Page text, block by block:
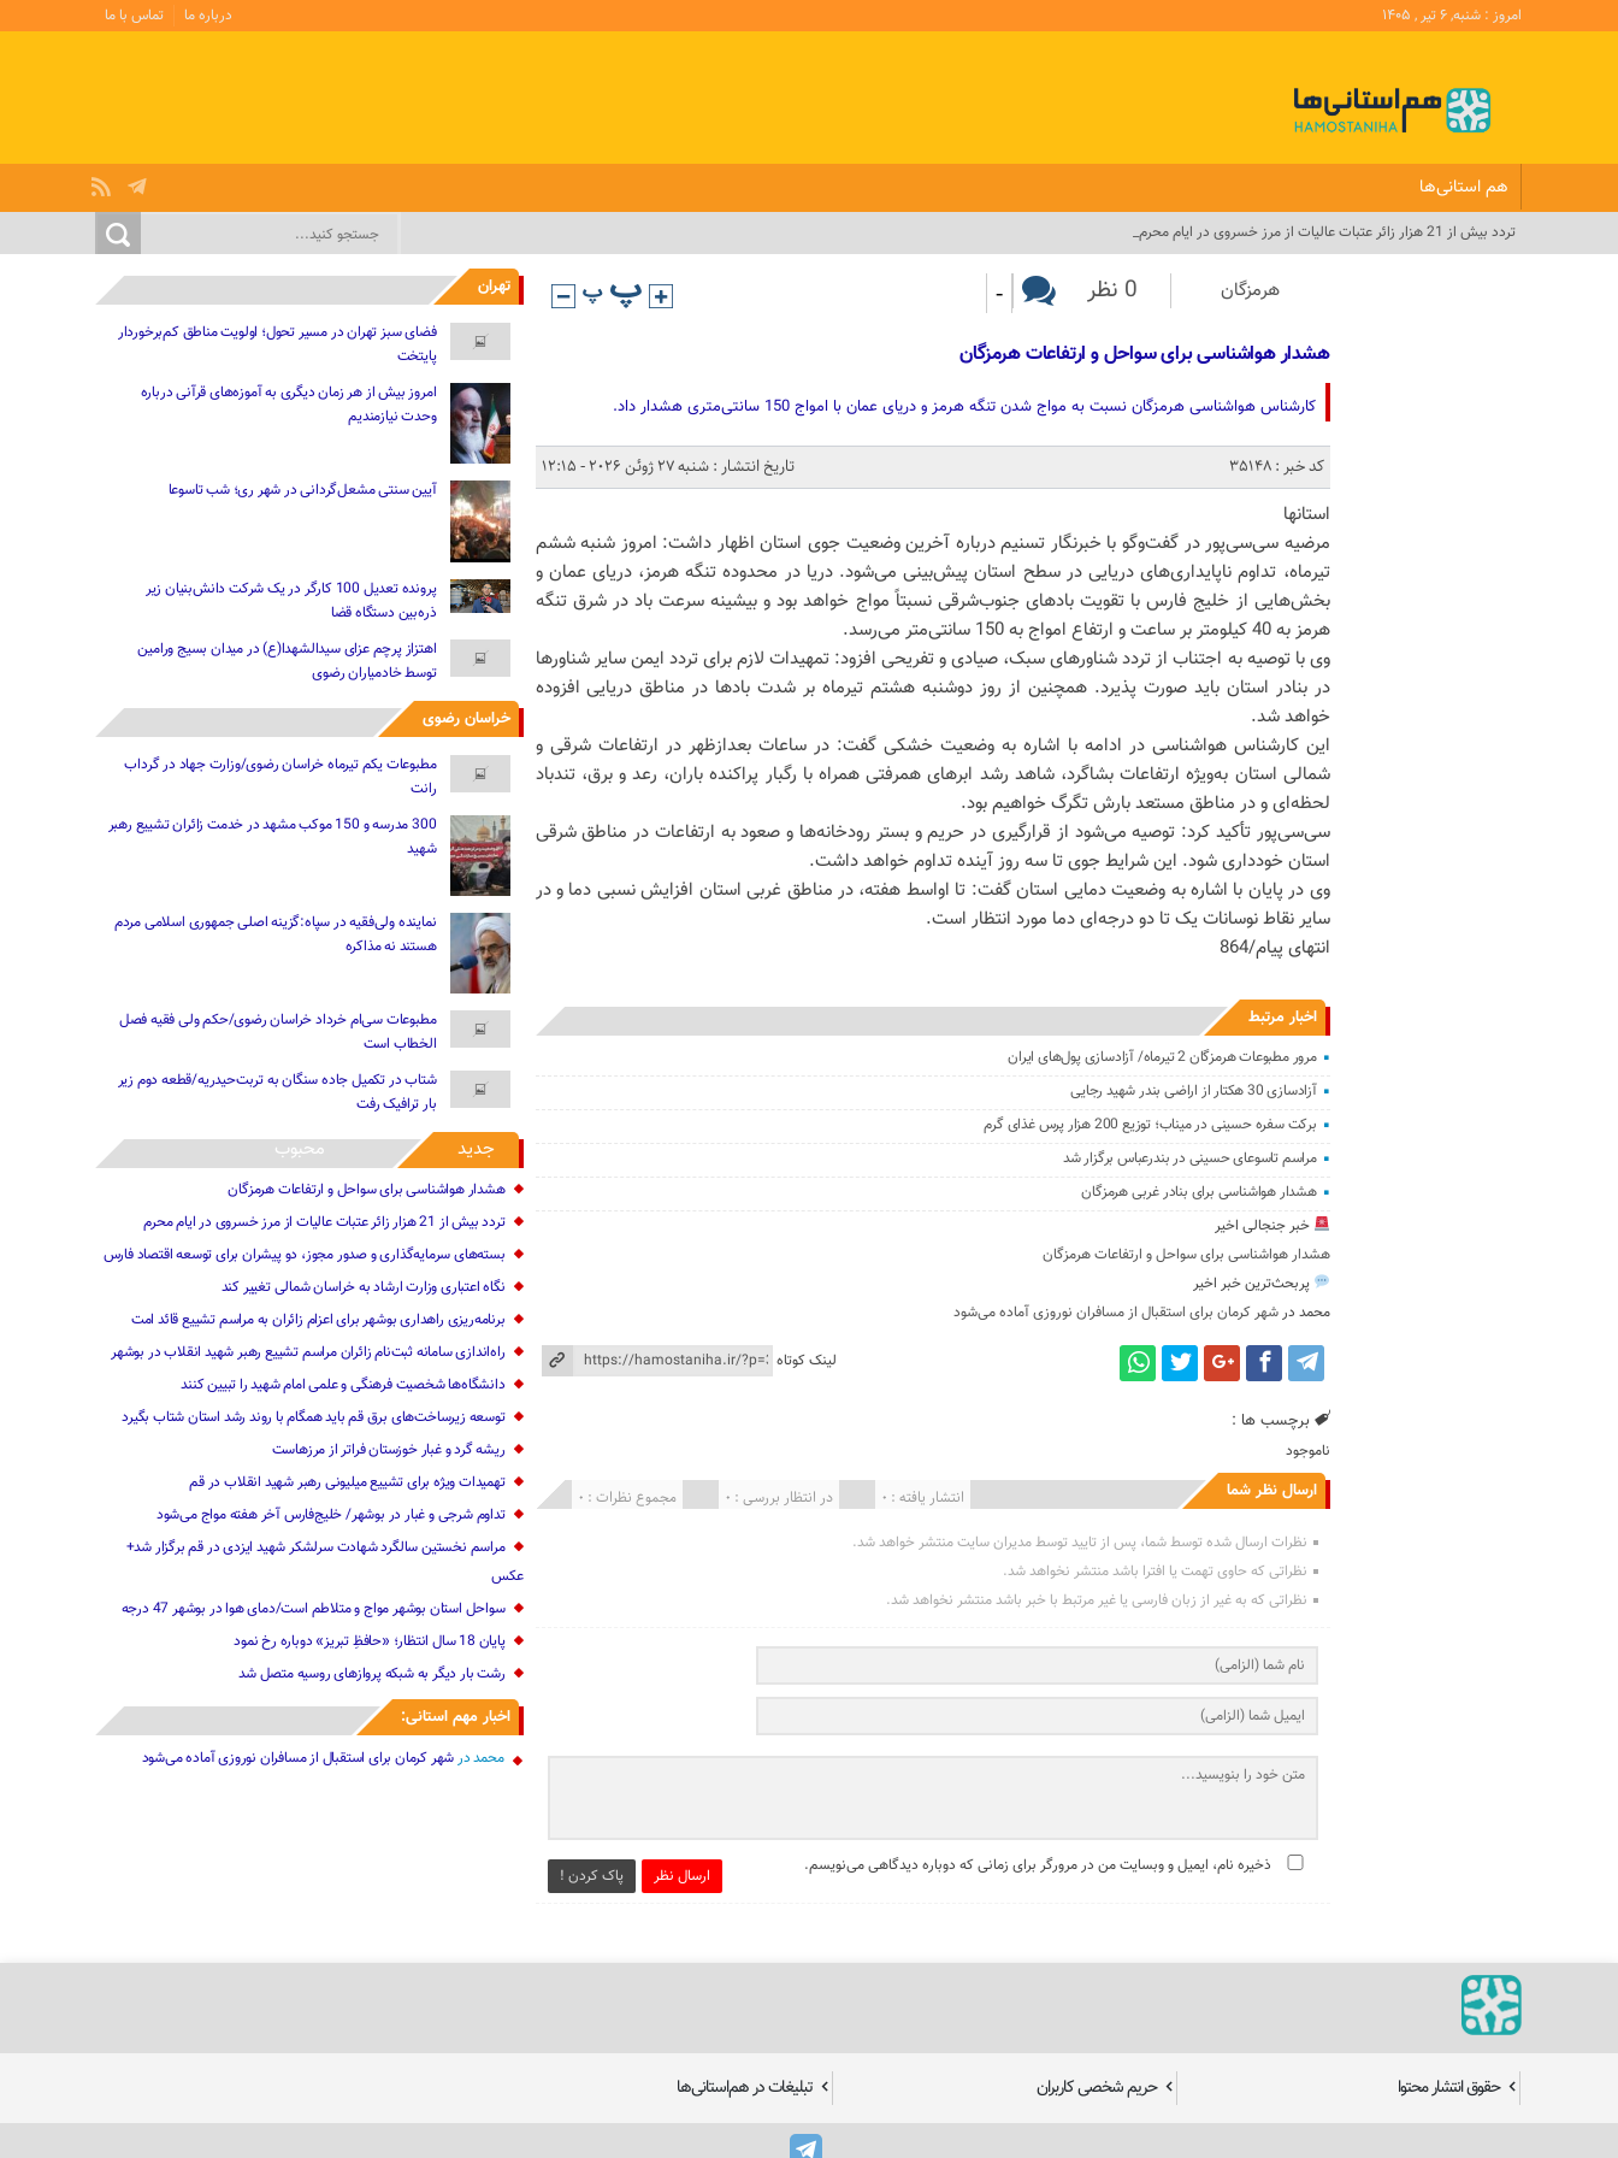
امروز : شنبه, ۶ تیر , ۱۴۰۵ درباره ما تماس با ما
هم استانی‌ها
تردد بیش از 21 هزار زائر عتبات عالیات از مرز خسروی در ایام محرم_
هرمزگان 0 نظر -
هشدار هواشناسی برای سواحل و ارتفاعات هرمزگان
کارشناس هواشناسی هرمزگان نسبت به مواج شدن تنگه هرمز و دریای عمان با امواج 150 سانتی‌متری هشدار داد.
کد خبر : 35148
تاریخ انتشار : شنبه 27 ژوئن 2026 - 12:15
استانها
مرضیه سی‌سی‌پور در گفت‌وگو با خبرنگار تسنیم درباره آخرین وضعیت جوی استان اظهار داشت: امروز شنبه ششم
تیرماه، تداوم ناپایداری‌های دریایی در سطح استان پیش‌بینی می‌شود. دریا در محدوده تنگه هرمز، دریای عمان و
بخش‌هایی از خلیج فارس با تقویت بادهای جنوب‌شرقی نسبتاً مواج خواهد بود و بیشینه سرعت باد در شرق تنگه
هرمز به 40 کیلومتر بر ساعت و ارتفاع امواج به 150 سانتی‌متر می‌رسد.
وی با توصیه به اجتناب از تردد شناورهای سبک، صیادی و تفریحی افزود: تمهیدات لازم برای تردد ایمن سایر شناورها
در بنادر استان باید صورت پذیرد. همچنین از روز دوشنبه هشتم تیرماه بر شدت بادها در مناطق دریایی افزوده
خواهد شد.
این کارشناس هواشناسی در ادامه با اشاره به وضعیت خشکی گفت: در ساعات بعدازظهر در ارتفاعات شرقی و
شمالی استان به‌ویژه ارتفاعات بشاگرد، شاهد رشد ابرهای همرفتی همراه با رگبار پراکنده باران، رعد و برق، تندباد
لحظه‌ای و در مناطق مستعد بارش تگرگ خواهیم بود.
سی‌سی‌پور تأکید کرد: توصیه می‌شود از قرارگیری در حریم و بستر رودخانه‌ها و صعود به ارتفاعات در مناطق شرقی
استان خودداری شود. این شرایط جوی تا سه روز آینده تداوم خواهد داشت.
وی در پایان با اشاره به وضعیت دمایی استان گفت: تا اواسط هفته، در مناطق غربی استان افزایش نسبی دما و در
سایر نقاط نوسانات یک تا دو درجه‌ای دما مورد انتظار است.
انتهای پیام/864
اخبار مرتبط
مرور مطبوعات هرمزگان 2 تیرماه/ آزادسازی پول‌های ایران
آزادسازی 30 هکتار از اراضی بندر شهید رجایی
برکت سفره حسینی در میناب؛ توزیع 200 هزار پرس غذای گرم
مراسم تاسوعای حسینی در بندرعباس برگزار شد
هشدار هواشناسی برای بنادر غربی هرمزگان
خبر جنجالی اخیر
هشدار هواشناسی برای سواحل و ارتفاعات هرمزگان
پربحث‌ترین خبر اخیر
محمد درشهر کرمان برای استقبال از مسافران نوروزی آماده می‌شود
لینک کوتاه
برچسب ها :
ناموجود
ارسال نظر شما مجموع نظرات : 0 در انتظار بررسی : 0 انتشار یافته : 0
نظرات ارسال شده توسط شما، پس از تایید توسط مدیران سایت منتشر خواهد شد.
نظراتی که حاوی تهمت یا افترا باشد منتشر نخواهد شد.
نظراتی که به غیر از زبان فارسی یا غیر مرتبط با خبر باشد منتشر نخواهد شد.
ارسال نظر پاک کردن ! ذخیره نام، ایمیل و وبسایت من در مرورگر برای زمانی که دوباره دیدگاهی می‌نویسم.
تهران
فضای سبز تهران در مسیر تحول؛ اولویت مناطق کم‌برخوردار
پایتخت
امروز بیش از هر زمان دیگری به آموزه‌های قرآنی درباره
وحدت نیازمندیم
آیین سنتی مشعل‌گردانی در شهر ری؛ شب تاسوعا
پرونده تعدیل 100 کارگر در یک شرکت دانش‌بنیان زیر
ذره‌بین دستگاه قضا
اهتزاز پرچم عزای سیدالشهدا(ع) در میدان بسیج ورامین
توسط خادمیاران رضوی
خراسان رضوی
مطبوعات یکم تیرماه خراسان رضوی/وزارت جهاد در گرداب
رانت
300 مدرسه و 150 موکب مشهد در خدمت زائران تشییع رهبر
شهید
نماینده ولی‌فقیه در سپاه:گزینه اصلی جمهوری اسلامی مردم
هستند نه مذاکره
مطبوعات سی‌ام خرداد خراسان رضوی/حکم ولی فقیه فصل
الخطاب است
شتاب در تکمیل جاده سنگان به تربت‌حیدریه/قطعه دوم زیر
بار ترافیک رفت
جدید محبوب
هشدار هواشناسی برای سواحل و ارتفاعات هرمزگان
تردد بیش از 21 هزار زائر عتبات عالیات از مرز خسروی در ایام محرم
بسته‌های سرمایه‌گذاری و صدور مجوز، دو پیشران برای توسعه اقتصاد فارس
نگاه اعتباری وزارت ارشاد به خراسان شمالی تغییر کند
برنامه‌ریزی راهداری بوشهر برای اعزام زائران به مراسم تشییع قائد امت
راه‌اندازی سامانه ثبت‌نام زائران مراسم تشییع رهبر شهید انقلاب در بوشهر
دانشگاه‌ها شخصیت فرهنگی و علمی امام شهید را تبیین کنند
توسعه زیرساخت‌های برق قم باید همگام با روند رشد استان شتاب بگیرد
ریشه گرد و غبار خوزستان فراتر از مرزهاست
تهمیدات ویژه برای تشییع میلیونی رهبر شهید انقلاب در قم
تداوم شرجی و غبار در بوشهر/ خلیج‌فارس آخر هفته مواج می‌شود
مراسم نخستین سالگرد شهادت سرلشکر شهید ایزدی در قم برگزار شد+
عکس
سواحل استان بوشهر مواج و متلاطم است/دمای هوا در بوشهر 47 درجه
پایان 18 سال انتظار؛ «حافظِ تبریز» دوباره رخ نمود
رشت بار دیگر به شبکه پروازهای روسیه متصل شد
اخبار مهم استانی:
محمددرشهر کرمان برای استقبال از مسافران نوروزی آماده می‌شود
حقوق انتشار محتوا حریم شخصی کاربران تبلیغات در هم‌استانی‌ها